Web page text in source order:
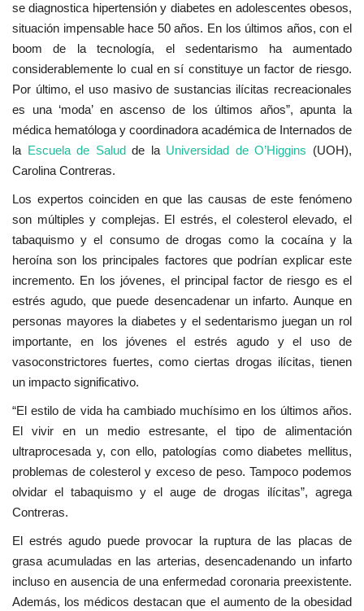
se diagnostica hipertensión y diabetes en adolescentes obesos,
situación impensable hace 50 años. En los últimos años, con el
boom de la tecnología, el sedentarismo ha aumentado
considerablemente lo cual en sí constituye un factor de riesgo.
Por último, el uso masivo de sustancias ilícitas recreacionales
es una ‘moda’ en ascenso de los últimos años”, apunta la
médica hematóloga y coordinadora académica de Internados de
la Escuela de Salud de la Universidad de O’Higgins (UOH),
Carolina Contreras.
Los expertos coinciden en que las causas de este fenómeno
son múltiples y complejas. El estrés, el colesterol elevado, el
tabaquismo y el consumo de drogas como la cocaína y la
heroína son los principales factores que podrían explicar este
incremento. En los jóvenes, el principal factor de riesgo es el
estrés agudo, que puede desencadenar un infarto. Aunque en
personas mayores la diabetes y el sedentarismo juegan un rol
importante, en los jóvenes el estrés agudo y el uso de
vasoconstrictores fuertes, como ciertas drogas ilícitas, tienen
un impacto significativo.
“El estilo de vida ha cambiado muchísimo en los últimos años.
El vivir en un medio estresante, el tipo de alimentación
ultraprocesada y, con ello, patologías como diabetes mellitus,
problemas de colesterol y exceso de peso. Tampoco podemos
olvidar el tabaquismo y el auge de drogas ilícitas”, agrega
Contreras.
El estrés agudo puede provocar la ruptura de las placas de
grasa acumuladas en las arterias, desencadenando un infarto
incluso en ausencia de una enfermedad coronaria preexistente.
Además, los médicos destacan que el aumento de la obesidad